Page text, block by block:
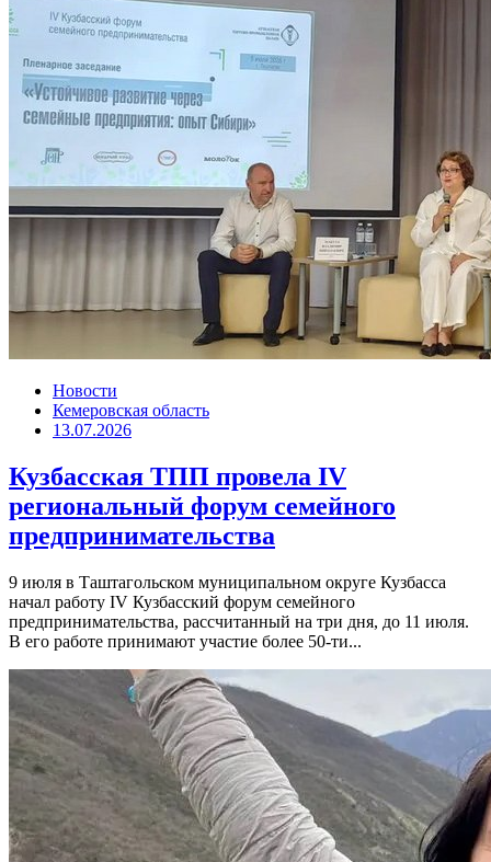
Новости
Кемеровская область
13.07.2026
Кузбасская ТПП провела IV
региональный форум семейного
предпринимательства
9 июля в Таштагольском муниципальном округе Кузбасса
начал работу IV Кузбасский форум семейного
предпринимательства, рассчитанный на три дня, до 11 июля.
В его работе принимают участие более 50-ти...